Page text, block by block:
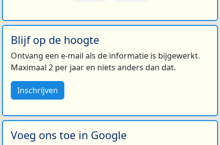
Blijf op de hoogte
Ontvang een e-mail als de informatie is bijgewerkt.
Maximaal 2 per jaar en niets anders dan dat.
Inschrijven
Voeg ons toe in Google